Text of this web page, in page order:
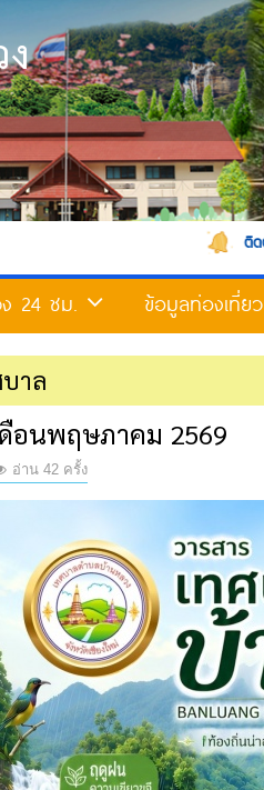
24 ชม. ข้อมูลท่องเที่ยว
บาล
ดือนพฤษภาคม 2569
อ่าน 42 ครั้ง